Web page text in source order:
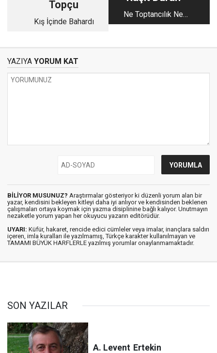
Topçu
Kış İçinde Bahardı
Ne Toptancılık Ne
Tekelcilik
YAZIYA YORUM KAT
BİLİYOR MUSUNUZ? Araştırmalar gösteriyor ki düzenli yorum alan bir
yazar, kendisini bekleyen kitleyi daha iyi anlıyor ve kendisinden beklenen
çalışmaları ortaya koymak için yazma disiplinine bağlı kalıyor. Unutmayın
nezaketle yorum yapan her okuyucu yazarın editörüdür.
UYARI: Küfür, hakaret, rencide edici cümleler veya imalar, inançlara saldırı
içeren, imla kuralları ile yazılmamış, Türkçe karakter kullanılmayan ve
TAMAMI BÜYÜK HARFLERLE yazılmış yorumlar onaylanmamaktadır.
SON YAZILAR
A. Levent Ertekin